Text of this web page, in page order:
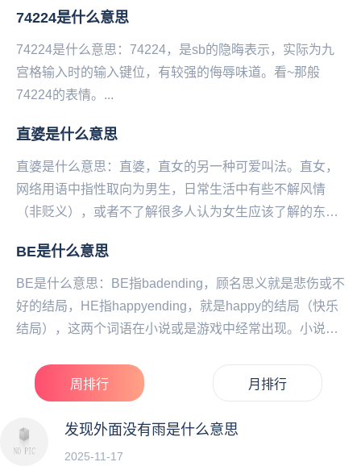
74224是什么意思
74224是什么意思：74224，是sb的隐晦表示，实际为九
宫格输入时的输入键位，有较强的侮辱味道。看‌‌‌‌‌‌‌‌‌‌‌~那般
74224的表情。...
直婆是什么意思
直婆是什么意思：直婆，直女的另‌‌‌‌‌‌‌‌‌‌一种可爱叫法。直女，
网络用语中指‌‌‌‌‌‌‌‌‌‌‌性取向为男生，日常生活中有些不解风情
（非贬义），或者不了解很多人认为女生应该了解的东西
BE是什么意思
BE是什么意思：BE指badending，顾名思义就是悲伤或不
好的结局，HE指happyending，就是happy的结局（快乐
结局），这两个词语在小说或是游戏中经常出现。小说，
周排行 月排行
发现外面没有雨是什么意思
2025-11-17